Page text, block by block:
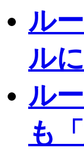
ル
ル
ル
も